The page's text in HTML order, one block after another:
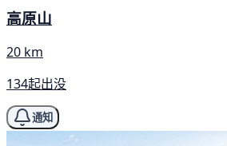
高原山
20 km
134起出没
通知